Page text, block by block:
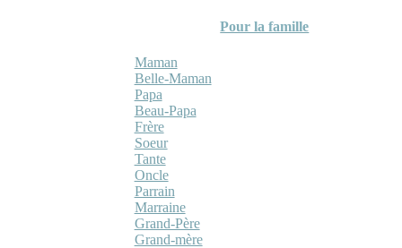
Pour la famille
Maman
Belle-Maman
Papa
Beau-Papa
Frère
Soeur
Tante
Oncle
Parrain
Marraine
Grand-Père
Grand-mère